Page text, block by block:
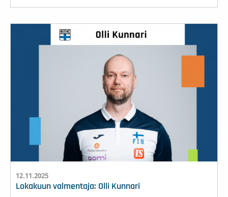
12.11.2025
Lokakuun valmentaja: Olli Kunnari